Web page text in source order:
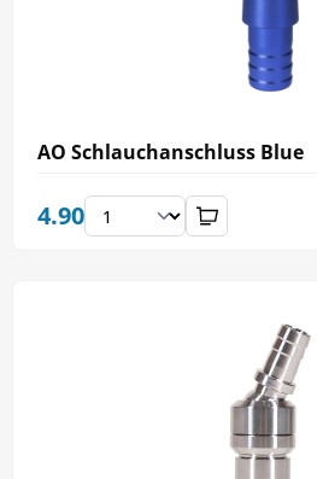
AO Schlauchanschluss Blue
4.90